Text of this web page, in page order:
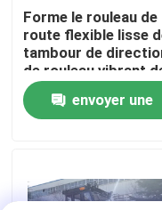
Contrôle de la
Nous contacter
Nouvelles
Les affaires
Forme le rouleau de
route flexible lisse
tambour de
de rouleau vibrant
tambour
envoyer une